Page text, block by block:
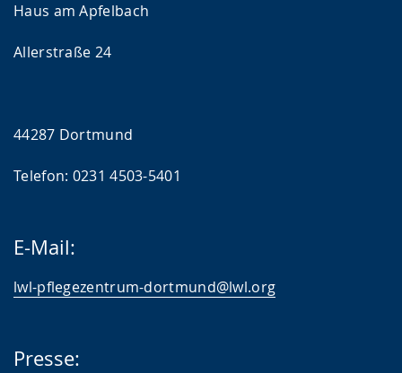
Haus am Apfelbach
Allerstraße 24
44287 Dortmund
Telefon: 0231 4503-5401
E-Mail:
lwl-pflegezentrum-dortmund@lwl.org
Presse: